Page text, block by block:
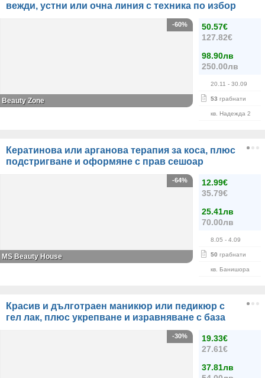
вежди, устни или очна линия с техника по избор
50.57€
127.82€
98.90лв
250.00лв
20.11 - 30.09
53 грабнати
кв. Надежда 2
-60%
Beauty Zone
Кератинова или арганова терапия за коса, плюс
подстригване и оформяне с прав сешоар
12.99€
35.79€
25.41лв
70.00лв
8.05 - 4.09
50 грабнати
кв. Банишора
-64%
МS Beauty House
Красив и дълготраен маникюр или педикюр с
гел лак, плюс укрепване и изравняване с база
19.33€
27.61€
37.81лв
-30%